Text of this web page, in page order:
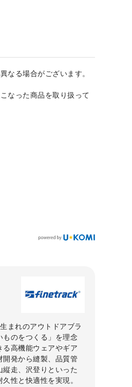
なる場合がございます。
なった商品を取り扱って
まれのアウトドアブラ
のをつくる」を理念
高機能ウェアやギア
発から縫製、品質管
走、沢登りといった
性と快適性を実現。